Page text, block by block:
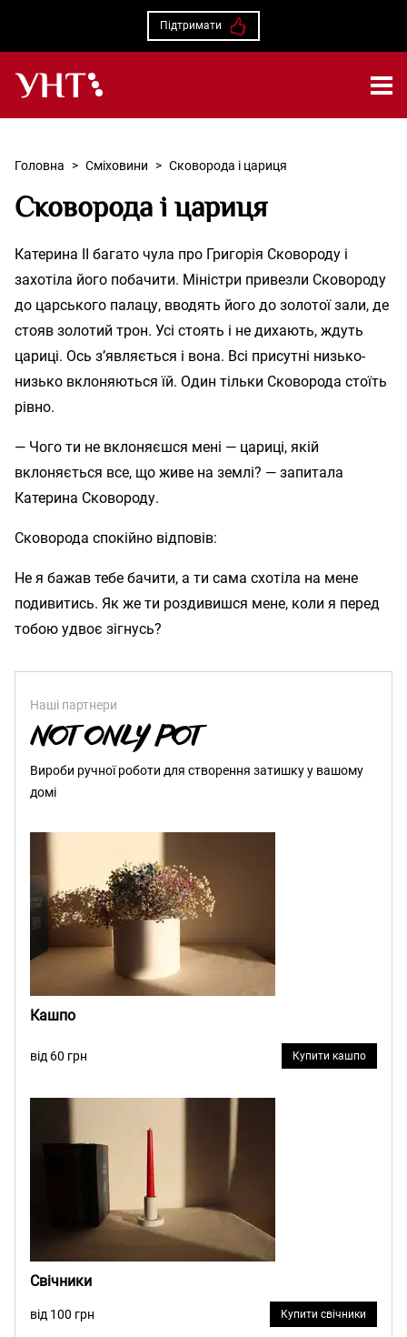
Підтримати
Головна > Сміховини > Сковорода і цариця
Сковорода і цариця
Катерина ІІ багато чула про Григорія Сковороду і
захотіла його побачити. Міністри привезли Сковороду
до царського палацу, вводять його до золотої зали, де
стояв золотий трон. Усі стоять і не дихають, ждуть
цариці. Ось з’являється і вона. Всі присутні низько-
низько вклоняються їй. Один тільки Сковорода стоїть
рівно.
— Чого ти не вклоняєшся мені — цариці, якій
вклоняється все, що живе на землі? — запитала
Катерина Сковороду.
Сковорода спокійно відповів:
Не я бажав тебе бачити, а ти сама схотіла на мене
подивитись. Як же ти роздивишся мене, коли я перед
тобою удвоє зігнусь?
Наші партнери
Вироби ручної роботи для створення затишку у вашому
домі
Кашпо
від 60 грн Купити кашпо
Свічники
від 100 грн Купити свічники